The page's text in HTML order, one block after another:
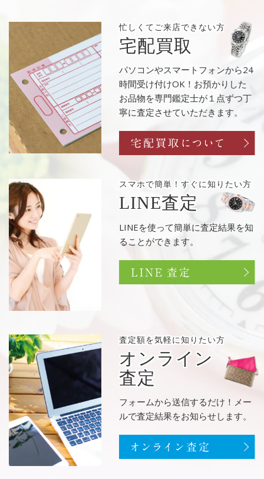
忙しくてご来店できない方
宅配買取
パソコンやスマートフォンから24
時間受け付けOK！お預かりした
お品物を専門鑑定士が１点ずつ丁
寧に査定させていただきます。
スマホで簡単！ すぐに知りたい方
LINE査定
LINEを使って簡単に査定結果を知
ることができます。
査定額を気軽に知りたい方
オンライン
査定
フォームから送信するだけ！メー
ルで査定結果をお知らせします。